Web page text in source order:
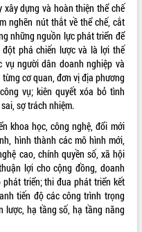
dựng và hoàn thiện thể chế
nghẽn nút thắt về thể chế, cắt
những nguồn lực phát triển để
phá chiến lược và là lợi thế
người dân doanh nghiệp và
cơ quan, đơn vị địa phương
vụ; kiên quyết xóa bỏ tình
sợ trách nhiệm.
khoa học, công nghệ, đổi mới
hình thành các mô hình mới,
cao, chính quyền số, xã hội
lợi cho cộng đồng, doanh
triển; thi đua phát triển kết
tiến độ các công trình trọng
lược, hạ tầng số, hạ tầng năng